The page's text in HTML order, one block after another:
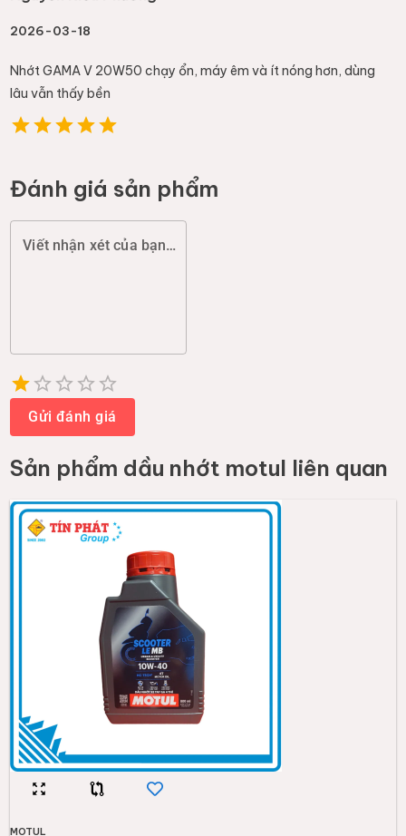
2026-03-18
Nhớt GAMA V 20W50 chạy ổn, máy êm và ít nóng hơn, dùng
lâu vẫn thấy bền
Đánh giá sản phẩm
Viết nhận xét của bạn (chất lượng, đóng gói, giao hàng...)
1 Star
2 Stars
3 Stars
4 Stars
5 Stars
Gửi đánh giá
Sản phẩm dầu nhớt motul liên quan
MOTUL